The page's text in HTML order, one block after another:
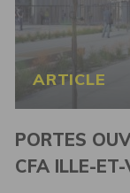
ARTICLE
PORTES
CFA ILLE-